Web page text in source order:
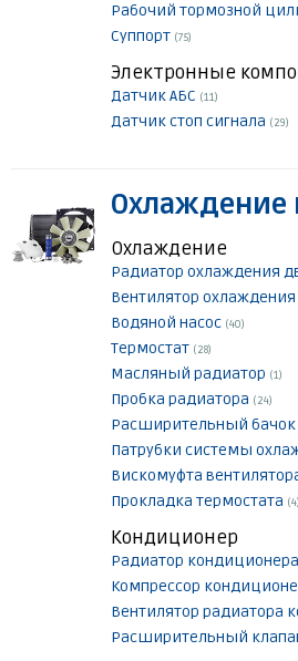
Рабочий тормозной
Суппорт (75)
Электронные
Датчик АБС (11)
Датчик стоп сигнала (29)
Охлаждение
Охлаждение
Радиатор охлаждения
Вентилятор охлаждения
Водяной насос (40)
Термостат (28)
Масляный радиатор (1)
Пробка радиатора (24)
Расширительный бачок
Патрубки системы
Вискомуфта
Прокладка термостата (4)
Кондиционер
Радиатор кондиционера
Компрессор
Вентилятор радиатора
Расширительный